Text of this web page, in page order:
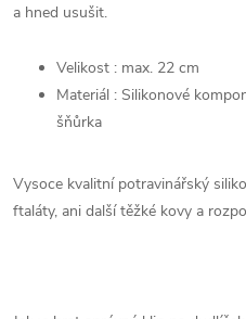
a hned usušit.
Velikost : max. 22 cm
Materiál : Silikonové
šňůrka
Vysoce kvalitní potravinářský
ftaláty, ani další těžké kovy a